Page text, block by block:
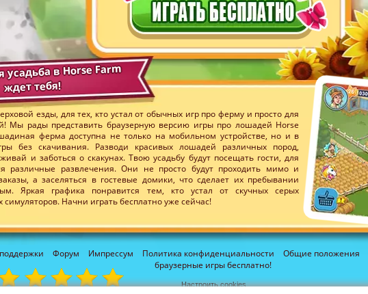
Форум Импрессум Политика конфиденциальности Общие положения
браузерные игры бесплатно!
Настроить cookies
в Horse Farm
ждет тебя!
езды, для тех, кто устал от обычных игр про ферму и просто для
Мы рады представить браузерную версию игры про лошадей Horse
ферма доступна не только на мобильном устройстве, но и в
без скачивания. Разводи красивых лошадей различных пород,
и заботься о скакунах. Твою усадьбу будут посещать гости, для
различные развлечения. Они не просто будут проходить мимо и
а заселяться в гостевые домики, что сделает их пребывании
Яркая графика понравится тем, кто устал от скучных серых
симуляторов. Начни играть бесплатно уже сейчас!